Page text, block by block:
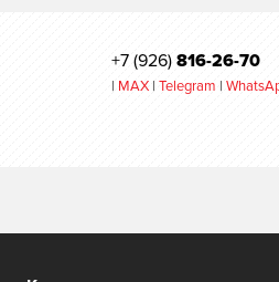
+7 (926) 816-26-70
| MAX | Telegram |